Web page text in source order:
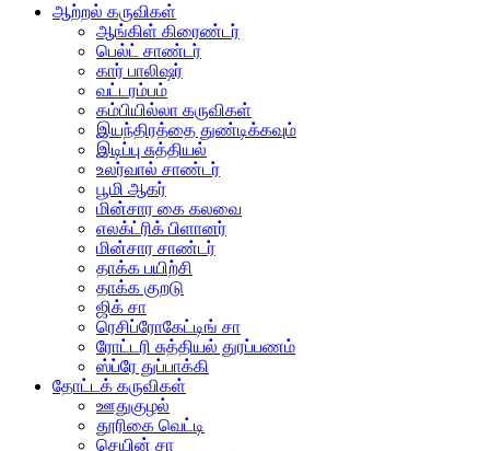
ஆற்றல் கருவிகள்
ஆங்கிள் கிரைண்டர்
பெல்ட் சாண்டர்
கார் பாலிஷர்
வட்டரம்பம்
கம்பியில்லா கருவிகள்
இயந்திரத்தை துண்டிக்கவும்
இடிப்பு சுத்தியல்
உலர்வால் சாண்டர்
பூமி ஆகர்
மின்சார கை கலவை
எலக்ட்ரிக் பிளானர்
மின்சார சாண்டர்
தாக்க பயிற்சி
தாக்க குறடு
ஜிக் சா
ரெசிப்ரோகேட்டிங் சா
ரோட்டரி சுத்தியல் துரப்பணம்
ஸ்ப்ரே துப்பாக்கி
தோட்டக் கருவிகள்
ஊதுகுழல்
தூரிகை வெட்டி
செயின் சா